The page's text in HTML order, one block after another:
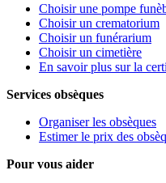
Choisir une pompe
Choisir un crematorium
Choisir un funérarium
Choisir un cimetière
En savoir plus sur la
Services obsèques
Organiser les obsèques
Estimer le prix des
Pour vous aider